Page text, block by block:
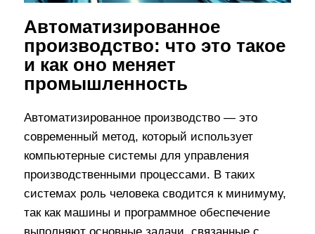
Автоматизированное
производство: что это такое
и как оно меняет
промышленность
Автоматизированное производство — это
современный метод, который использует
компьютерные системы для управления
производственными процессами. В таких
системах роль человека сводится к минимуму,
так как машины и программное обеспечение